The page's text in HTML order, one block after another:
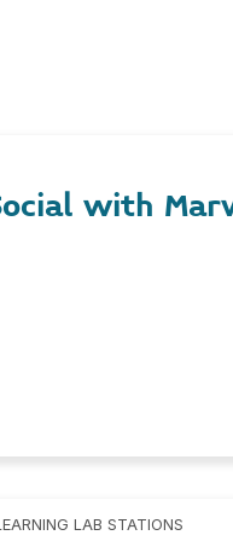
with
LAB STATIONS